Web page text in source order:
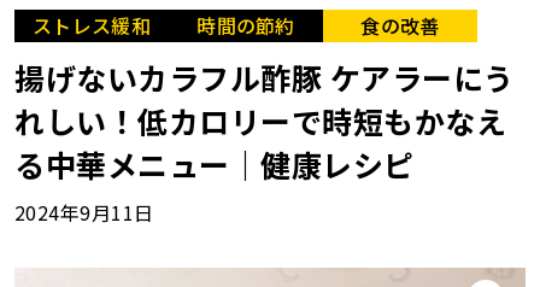
ストレス緩和 時間の節約 食の改善
揚げないカラフル酢豚 ケアラーにう
れしい！低カロリーで時短もかなえ
る中華メニュー｜健康レシピ
2024年9月11日